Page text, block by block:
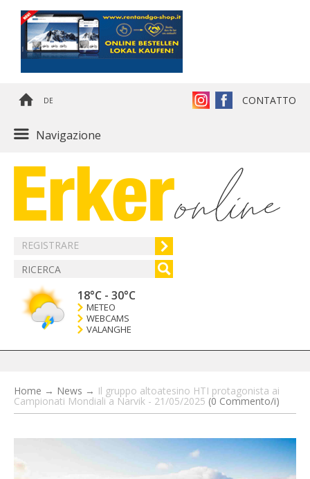
DE CONTATTO
Navigazione
REGISTRARE
18°C - 30°C
METEO
WEBCAMS
VALANGHE
Home → News → Il gruppo altoatesino HTI protagonista ai
Campionati Mondiali a Narvik - 21/05/2025 (0 Commento/i)